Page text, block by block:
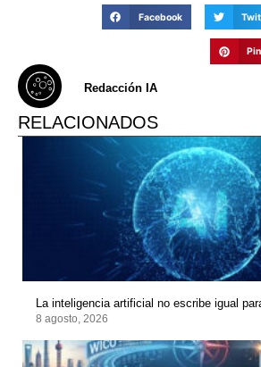
Facebook
Redacción IA
RELACIONADOS
La inteligencia artificial no escribe igual
8 agosto, 2026